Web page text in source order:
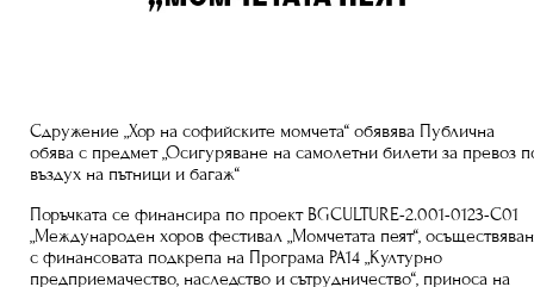
Сдружение „Хор на софийските момчета“ обявява Публична
обява с предмет „Осигуряване на самолетни билети за превоз
въздух на пътници и багаж“
Поръчката се финансира по проект BGCULTURE-2.001-0123-C01
„Международен хоров фестивал „Момчетата пеят“, осъществяван
с финансовата подкрепа на Програма РА14 „Културно
предприемачество, наследство и сътрудничество“, приноса на